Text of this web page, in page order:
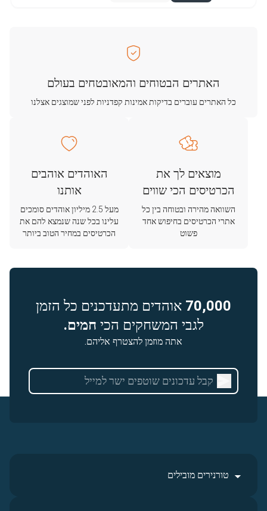
האתרים הבטוחים והמאובטחים בעולם
כל האתרים עוברים בדיקות אמינות קפדניות לפני שמוצגים אצלנו
מוצאים לך את
הכרטיסים הכי שווים
השוואה מהירה ובטוחה בין כל
אתרי הכרטיסים בחיפוש אחד
פשוט
האוהדים אוהבים
אותנו
מעל 2.5 מיליון אוהדים סומכים
עלינו בכל שנה שנמצא להם את
הכרטיסים במחיר הטוב ביותר
70,000 אוהדים מתעדכנים כל הזמן
לגבי המשחקים הכי חמים.
אתה מוזמן להצטרף אליהם.
טורנירים מובילים